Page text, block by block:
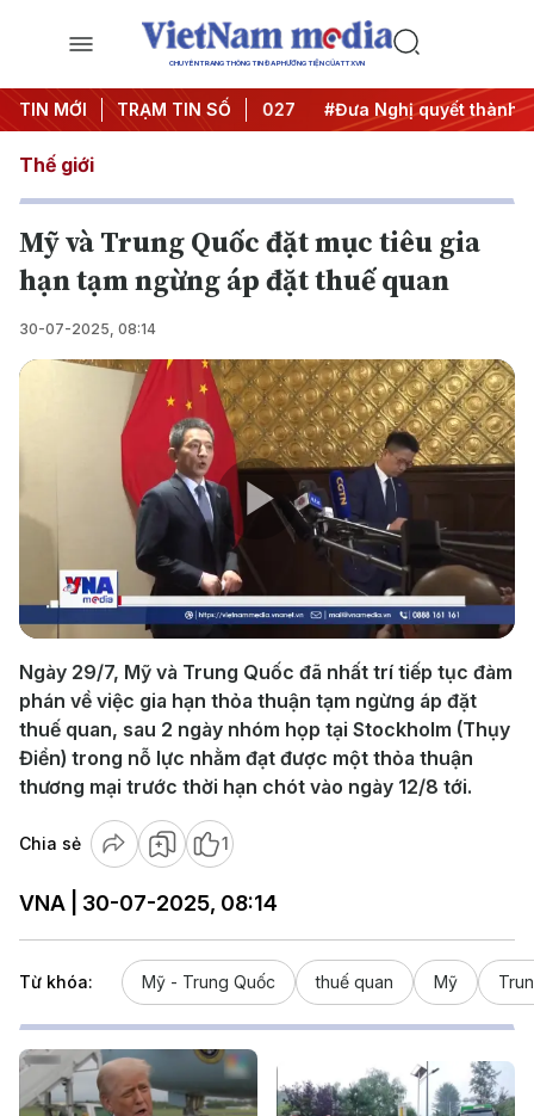
CHUYÊN TRANG THÔNG TIN ĐA PHƯƠNG TIỆN CỦA TTXVN
TIN MỚI TRẠM TIN SỐ
Trung ương 3 #APEC 2027 #Đưa Nghị quyết thành
Thế giới
Mỹ và Trung Quốc đặt mục tiêu gia
hạn tạm ngừng áp đặt thuế quan
30-07-2025, 08:14
Play
Video
Ngày 29/7, Mỹ và Trung Quốc đã nhất trí tiếp tục đàm
phán về việc gia hạn thỏa thuận tạm ngừng áp đặt
thuế quan, sau 2 ngày nhóm họp tại Stockholm (Thụy
Điển) trong nỗ lực nhằm đạt được một thỏa thuận
thương mại trước thời hạn chót vào ngày 12/8 tới.
Chia sẻ 1
VNA | 30-07-2025, 08:14
Từ khóa: Mỹ - Trung Quốc thuế quan Mỹ